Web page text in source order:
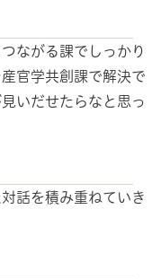
ながる課でしっかり
官学共創課で解決で
いだせたらなと思っ
話を積み重ねていき